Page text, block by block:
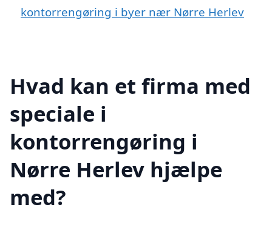
kontorrengøring i byer nær Nørre Herlev
Hvad kan et firma med
speciale i
kontorrengøring i
Nørre Herlev hjælpe
med?